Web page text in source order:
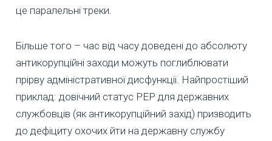
це паралельні треки.
Більше того – час від часу доведені до абсолюту
антикорупційні заходи можуть поглиблювати
прірву адміністративної дисфункції. Найпростіший
приклад: довічний статус PEP для державних
службовців (як антикорупційний захід) призводить
до дефіциту охочих йти на державну службу